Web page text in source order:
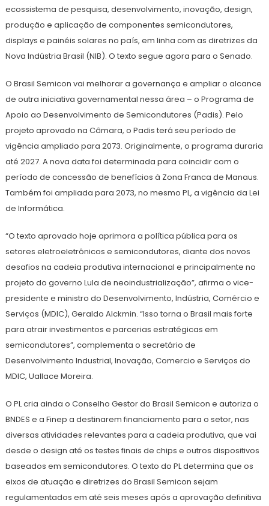
ecossistema de pesquisa, desenvolvimento, inovação, design,
produção e aplicação de componentes semicondutores,
displays e painéis solares no país, em linha com as diretrizes da
Nova Indústria Brasil (NIB). O texto segue agora para o Senado.
O Brasil Semicon vai melhorar a governança e ampliar o alcance
de outra iniciativa governamental nessa área – o Programa de
Apoio ao Desenvolvimento de Semicondutores (Padis). Pelo
projeto aprovado na Câmara, o Padis terá seu período de
vigência ampliado para 2073. Originalmente, o programa duraria
até 2027. A nova data foi determinada para coincidir com o
período de concessão de benefícios à Zona Franca de Manaus.
Também foi ampliada para 2073, no mesmo PL, a vigência da Lei
de Informática.
“O texto aprovado hoje aprimora a política pública para os
setores eletroeletrônicos e semicondutores, diante dos novos
desafios na cadeia produtiva internacional e principalmente no
projeto do governo Lula de neoindustrialização”, afirma o vice-
presidente e ministro do Desenvolvimento, Indústria, Comércio e
Serviços (MDIC), Geraldo Alckmin. “Isso torna o Brasil mais forte
para atrair investimentos e parcerias estratégicas em
semicondutores”, complementa o secretário de
Desenvolvimento Industrial, Inovação, Comercio e Serviços do
MDIC, Uallace Moreira.
O PL cria ainda o Conselho Gestor do Brasil Semicon e autoriza o
BNDES e a Finep a destinarem financiamento para o setor, nas
diversas atividades relevantes para a cadeia produtiva, que vai
desde o design até os testes finais de chips e outros dispositivos
baseados em semicondutores. O texto do PL determina que os
eixos de atuação e diretrizes do Brasil Semicon sejam
regulamentados em até seis meses após a aprovação definitiva